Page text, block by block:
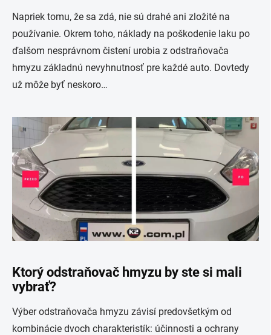
Napriek tomu, že sa zdá, nie sú drahé ani zložité na
používanie. Okrem toho, náklady na poškodenie laku po
ďalšom nesprávnom čistení urobia z odstraňovača
hmyzu základnú nevyhnutnosť pre každé auto. Dovtedy
už môže byť neskoro…
Ktorý odstraňovač hmyzu by ste si mali
vybrať?
Výber odstraňovača hmyzu závisí predovšetkým od
kombinácie dvoch charakteristík: účinnosti a ochrany